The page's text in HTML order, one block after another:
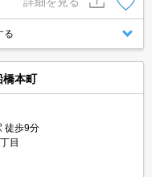
る
橋本町
徒歩9分
目